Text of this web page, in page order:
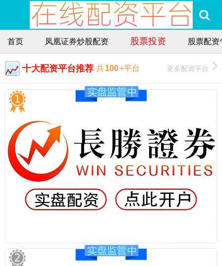
首页 凤凰证券炒股配资 股票投资 股票配
十大配资平台推荐 共100+平台 更多配资平台